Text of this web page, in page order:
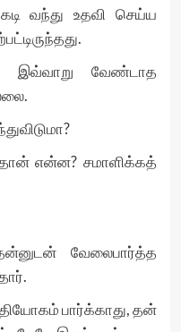
வந்து உதவி செய்ய
இவ்வாறு வேண்டாத
என்ன? சமாளிக்கத்
வேலைபார்த்த
பார்க்காது, தன்